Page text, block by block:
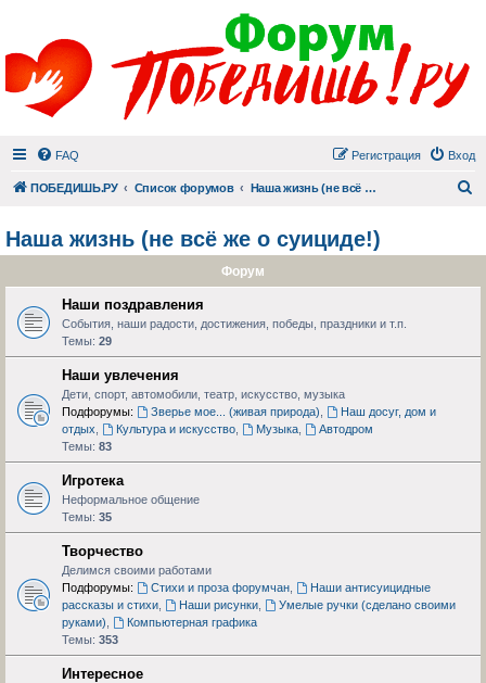
FAQ Вход
Регистрация
ПОБЕДИШЬ.РУ Список форумов Наша жизнь (не всё же о суициде!)
Наша жизнь (не всё же о суициде!)
Форум
Наши поздравления
События, наши радости, достижения, победы, праздники и т.п.
Темы: 29
Наши увлечения
Дети, спорт, автомобили, театр, искусство, музыка
Подфорумы:
Зверье мое... (живая природа)
Наш досуг, дом и
отдых
Культура и искусство, Музыка,
Автодром
Темы: 83
Игротека
Неформальное общение
Темы: 35
Творчество
Делимся своими работами
Подфорумы:
Стихи и проза форумчан,
Наши антисуицидные
рассказы и стихи
Наши рисунки,
Умелые ручки (сделано своими
руками)
Компьютерная графика
Темы: 353
Интересное